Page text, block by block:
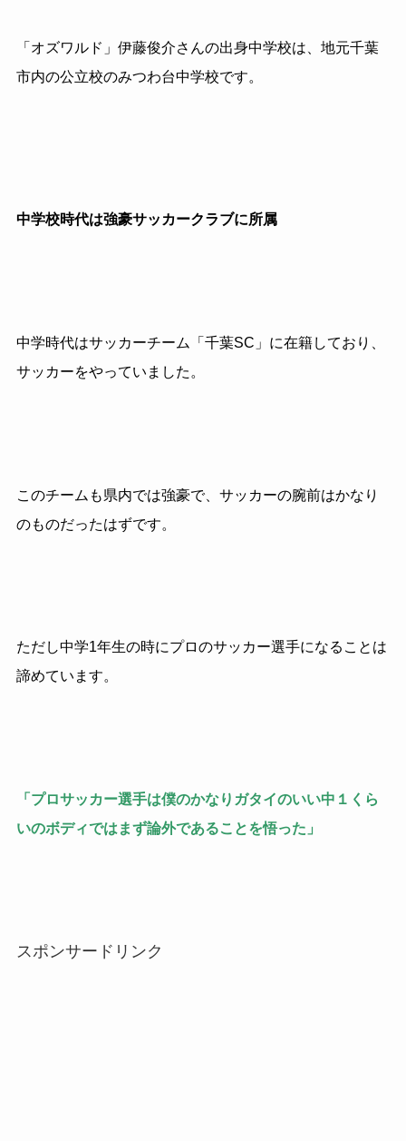
「オズワルド」伊藤俊介さんの出身中学校は、地元千葉
市内の公立校のみつわ台中学校です。
中学校時代は強豪サッカークラブに所属
中学時代はサッカーチーム「千葉SC」に在籍しており、
サッカーをやっていました。
このチームも県内では強豪で、サッカーの腕前はかなり
のものだったはずです。
ただし中学1年生の時にプロのサッカー選手になることは
諦めています。
「プロサッカー選手は僕のかなりガタイのいい中１くら
いのボディではまず論外であることを悟った」
スポンサードリンク